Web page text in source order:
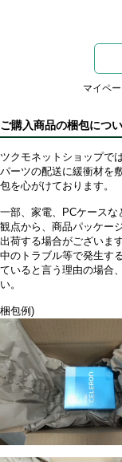
マイペ
ご購入商品の梱包につ
ツクモネットショップで
パーツの配送に緩衝材を
包を心がけております。
一部、家電、PCケースな
観点から、商品パッケー
出荷する場合がございま
中のトラブル等で発生す
ていると言う理由の場合
い。
梱包例)